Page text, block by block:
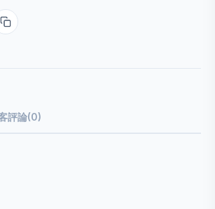
評論(0)